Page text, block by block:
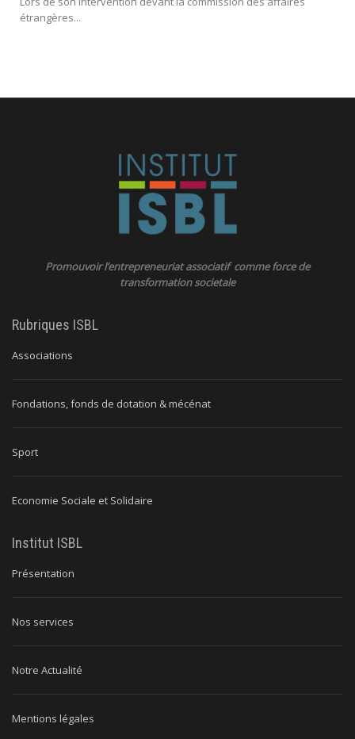
étrangères...
Promouvoir l’entrepreneuriat associatif comme force de
transformation societale
Rubriques ISBL
Associations
Fondations, fonds de dotation & mécénat
Sport
Economie Sociale et Solidaire
Institut ISBL
Présentation
Nos services
Notre Actualité
Mentions légales